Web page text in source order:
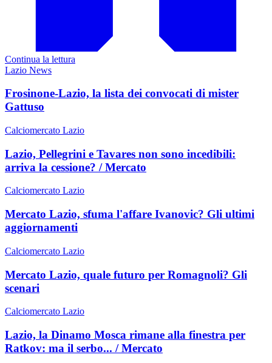
Continua la lettura
Lazio News
Frosinone-Lazio, la lista dei convocati di mister
Gattuso
Calciomercato Lazio
Lazio, Pellegrini e Tavares non sono incedibili:
arriva la cessione? / Mercato
Calciomercato Lazio
Mercato Lazio, sfuma l'affare Ivanovic? Gli ultimi
aggiornamenti
Calciomercato Lazio
Mercato Lazio, quale futuro per Romagnoli? Gli
scenari
Calciomercato Lazio
Lazio, la Dinamo Mosca rimane alla finestra per
Ratkov: ma il serbo... / Mercato